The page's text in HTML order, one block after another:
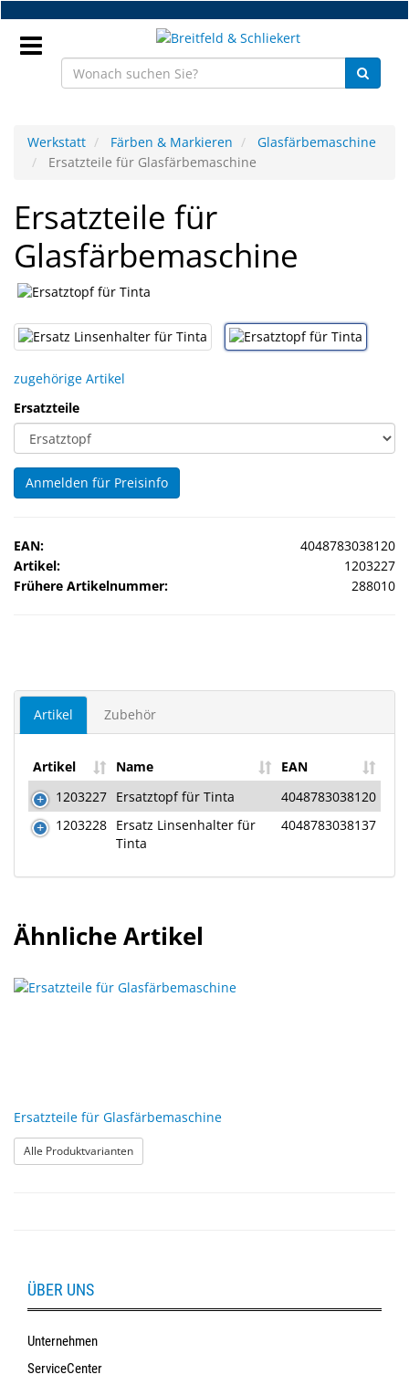
Zum
Hauptinhalt
springen
DE
NEU
Brillenteile
Handelsware
Sport
&
Sonne
Milo
&
JustMILO
I
Instrumente
Schleiftechnik
SALE
Werkstatt Färben & Markieren
Glasfärbemaschine
Ersatzteile für Glasfärbemaschine
Ersatzteile für
Glasfärbemaschine
zugehörige Artikel
Ersatzteile
Anmelden für Preisinfo
EAN:
4048783038120
Artikel:
1203227
Frühere Artikelnummer:
288010
Artikel Zubehör
Artikel Name
EAN
1203227 Ersatztopf für Tinta
4048783038120
1203228 Ersatz Linsenhalter für
Tinta
4048783038137
Ähnliche Artikel
Ersatzteile für Glasfärbemaschine
Alle Produktvarianten: Ersatzteile für Glasfärbemaschine
ÜBER UNS
Unternehmen
ServiceCenter